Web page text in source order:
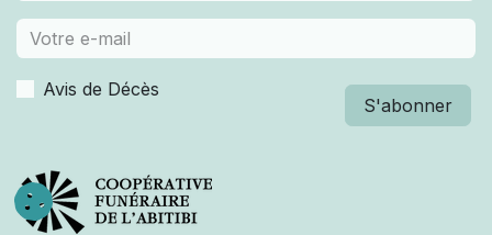
Avis de Décès
S'abonner